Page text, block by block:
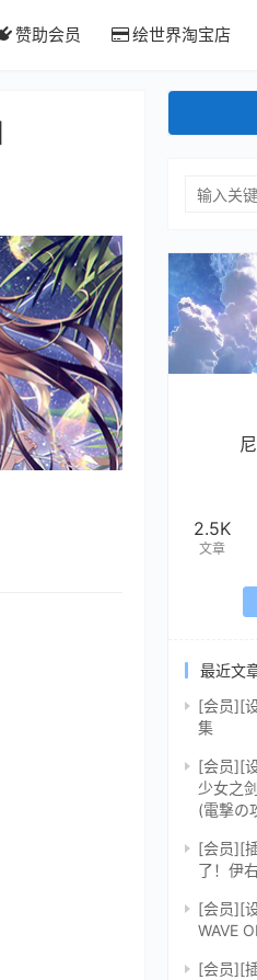
赞助会员 绘世界淘宝店
2.5K
文章
最近文
[会员][
集
[会员][
少女之
(電撃の
[会员][
了！伊
[会员][
WAVE
[会员][